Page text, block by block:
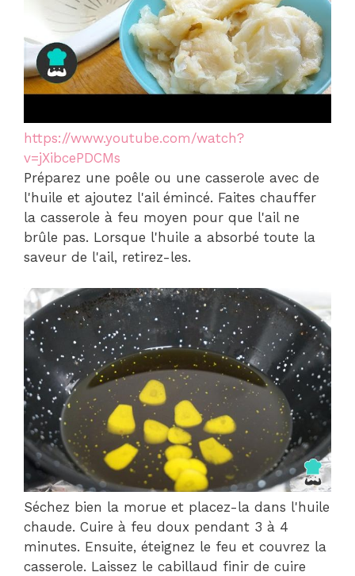
https://www.youtube.com/watch?
v=jXibcePDCMs
Préparez une poêle ou une casserole avec de
l'huile et ajoutez l'ail émincé. Faites chauffer
la casserole à feu moyen pour que l'ail ne
brûle pas. Lorsque l'huile a absorbé toute la
saveur de l'ail, retirez-les.
Séchez bien la morue et placez-la dans l'huile
chaude. Cuire à feu doux pendant 3 à 4
minutes. Ensuite, éteignez le feu et couvrez la
casserole. Laissez le cabillaud finir de cuire